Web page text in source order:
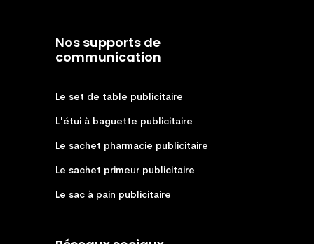
Nos supports de
communication
Le set de table publicitaire
L'étui à baguette publicitaire
Le sachet pharmacie publicitaire
Le sachet primeur publicitaire
Le sac à pain publicitaire